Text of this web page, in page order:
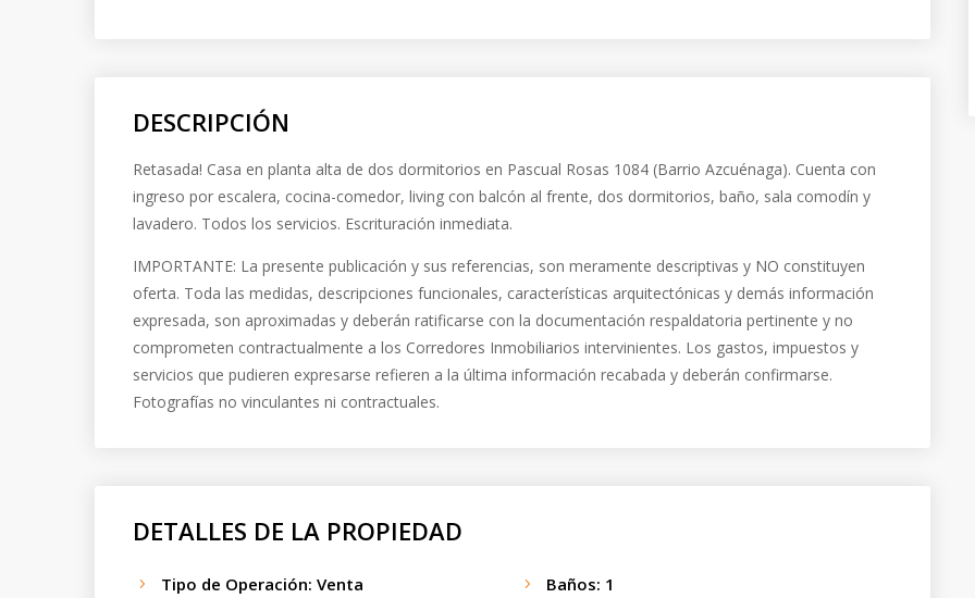
DESCRIPCIÓN
Retasada! Casa en planta alta de dos dormitorios en Pascual Rosas 1084 (Barrio Azcuénaga). Cuenta con
ingreso por escalera, cocina-comedor, living con balcón al frente, dos dormitorios, baño, sala comodín y
lavadero. Todos los servicios. Escrituración inmediata.
IMPORTANTE: La presente publicación y sus referencias, son meramente descriptivas y NO constituyen
oferta. Toda las medidas, descripciones funcionales, características arquitectónicas y demás información
expresada, son aproximadas y deberán ratificarse con la documentación respaldatoria pertinente y no
comprometen contractualmente a los Corredores Inmobiliarios intervinientes. Los gastos, impuestos y
servicios que pudieren expresarse refieren a la última información recabada y deberán confirmarse.
Fotografías no vinculantes ni contractuales.
DETALLES DE LA PROPIEDAD
Tipo de Operación:Venta Baños: 1